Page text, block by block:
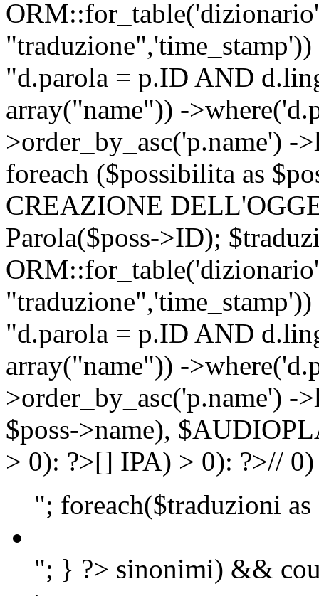
"d.parola = p.ID AND
array("name")) -
>order_by_asc('p.name')
foreach ($possibilita as
CREAZIONE
Parola($poss->ID);
"d.parola = p.ID AND
array("name")) -
>order_by_asc('p.name')
$poss->name),
> 0): ?>[] IPA) > 0): ?>//
"; foreach($traduzioni
"; } ?> sinonimi) &&